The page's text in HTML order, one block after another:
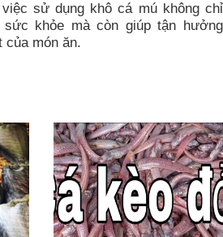
sử dụng khô cá mú không chỉ
khỏe mà còn giúp tận hưởng
món ăn.